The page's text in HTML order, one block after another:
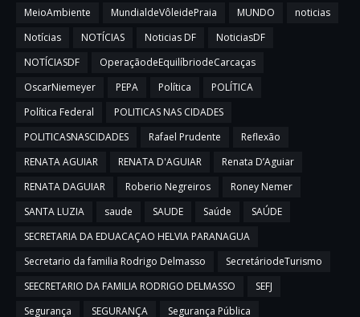
MeioAmbiente MundialdeVôleidePraia MUNDO
noticias
Notícias
NOTÍCIAS Noticias DF
NoticiasDF
NOTÍCIASDF
OperaçãodeEquilíbriodeCarcaças
OscarNiemeyer
PEPA Política
POLÍTICA
Política Federal
POLITICAS NAS CIDADES
POLITICASNASCIDADES
Rafael Prudente
Reflexão
RENATA AGUIAR
RENATA D'AGUIAR
Renata D’Aguiar
RENATA DAGUIAR
Roberio Negreiros
Roney Nemer
SANTA LUZIA
saude SAUDE Saúde
SAÚDE
SECRETARIA DA EDUACAÇAO HELVIA PARANAGUA
Secretario da familia Rodrigo Delmasso
SecretáriodeTurismo
SEECRETARIO DA FAMILIA RODRIGO DELMASSO
SEFJ
Segurança
SEGURANÇA
Segurança Pública